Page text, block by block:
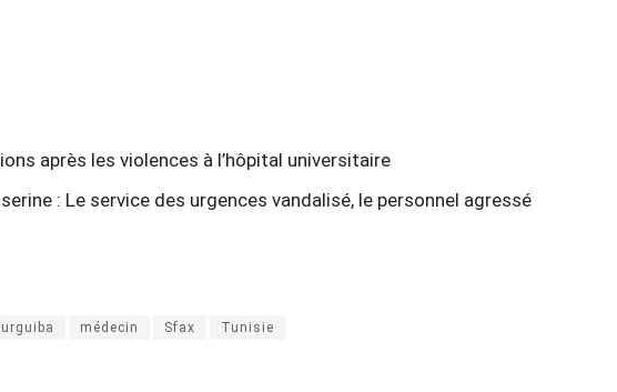
après les violences à l’hôpital universitaire
: Le service des urgences vandalisé, le personnel agressé
médecin Sfax Tunisie